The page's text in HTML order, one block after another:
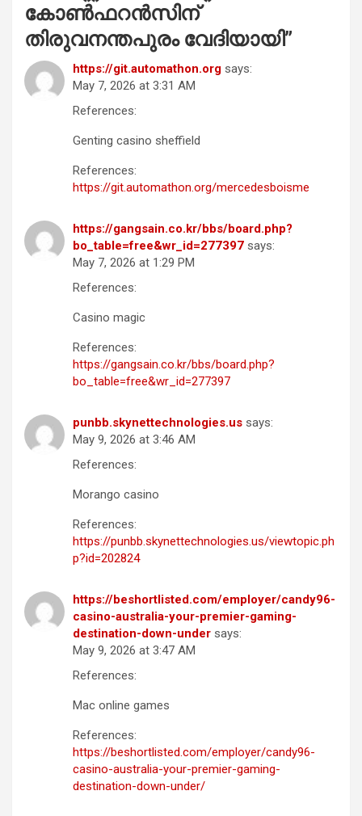
കോൺഫറൻസിന്
തിരുവനന്തപുരം വേദിയായി”
https://git.automathon.org says:
May 7, 2026 at 3:31 AM
References:
Genting casino sheffield
References:
https://git.automathon.org/mercedesboisme
https://gangsain.co.kr/bbs/board.php?
bo_table=free&wr_id=277397 says:
May 7, 2026 at 1:29 PM
References:
Casino magic
References:
https://gangsain.co.kr/bbs/board.php?
bo_table=free&wr_id=277397
punbb.skynettechnologies.us says:
May 9, 2026 at 3:46 AM
References:
Morango casino
References:
https://punbb.skynettechnologies.us/viewtopic.ph
p?id=202824
https://beshortlisted.com/employer/candy96-
casino-australia-your-premier-gaming-
destination-down-under says:
May 9, 2026 at 3:47 AM
References:
Mac online games
References:
https://beshortlisted.com/employer/candy96-
casino-australia-your-premier-gaming-
destination-down-under/